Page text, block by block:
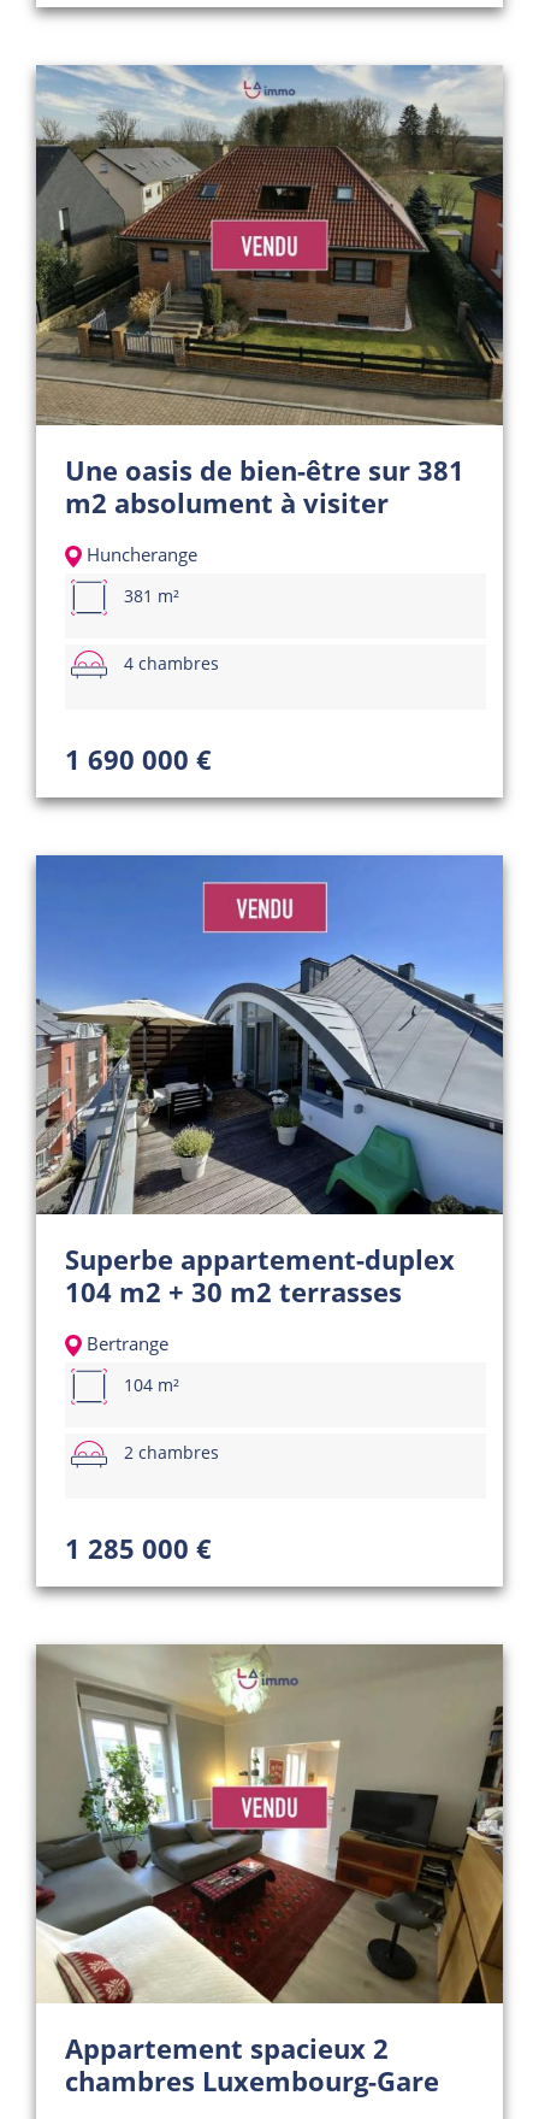
Une oasis de bien-être sur 381
m2 absolument à visiter
Huncherange
381 m²
4 chambres
1 690 000 €
Superbe appartement-duplex
104 m2 + 30 m2 terrasses
Bertrange
104 m²
2 chambres
1 285 000 €
Appartement spacieux 2
chambres Luxembourg-Gare